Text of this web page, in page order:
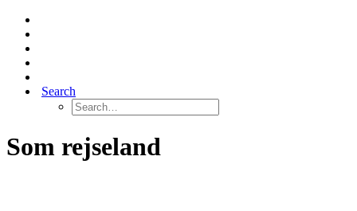
Search
Som rejseland